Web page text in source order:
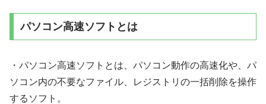
パソコン高速ソフトとは
・パソコン高速ソフトとは、パソコン動作の高速化や、パ
ソコン内の不要なファイル、レジストリの一括削除を操作
するソフト。